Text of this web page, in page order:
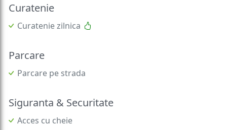
Curatenie
Curatenie zilnica
Parcare
Parcare pe strada
Siguranta & Securitate
Acces cu cheie